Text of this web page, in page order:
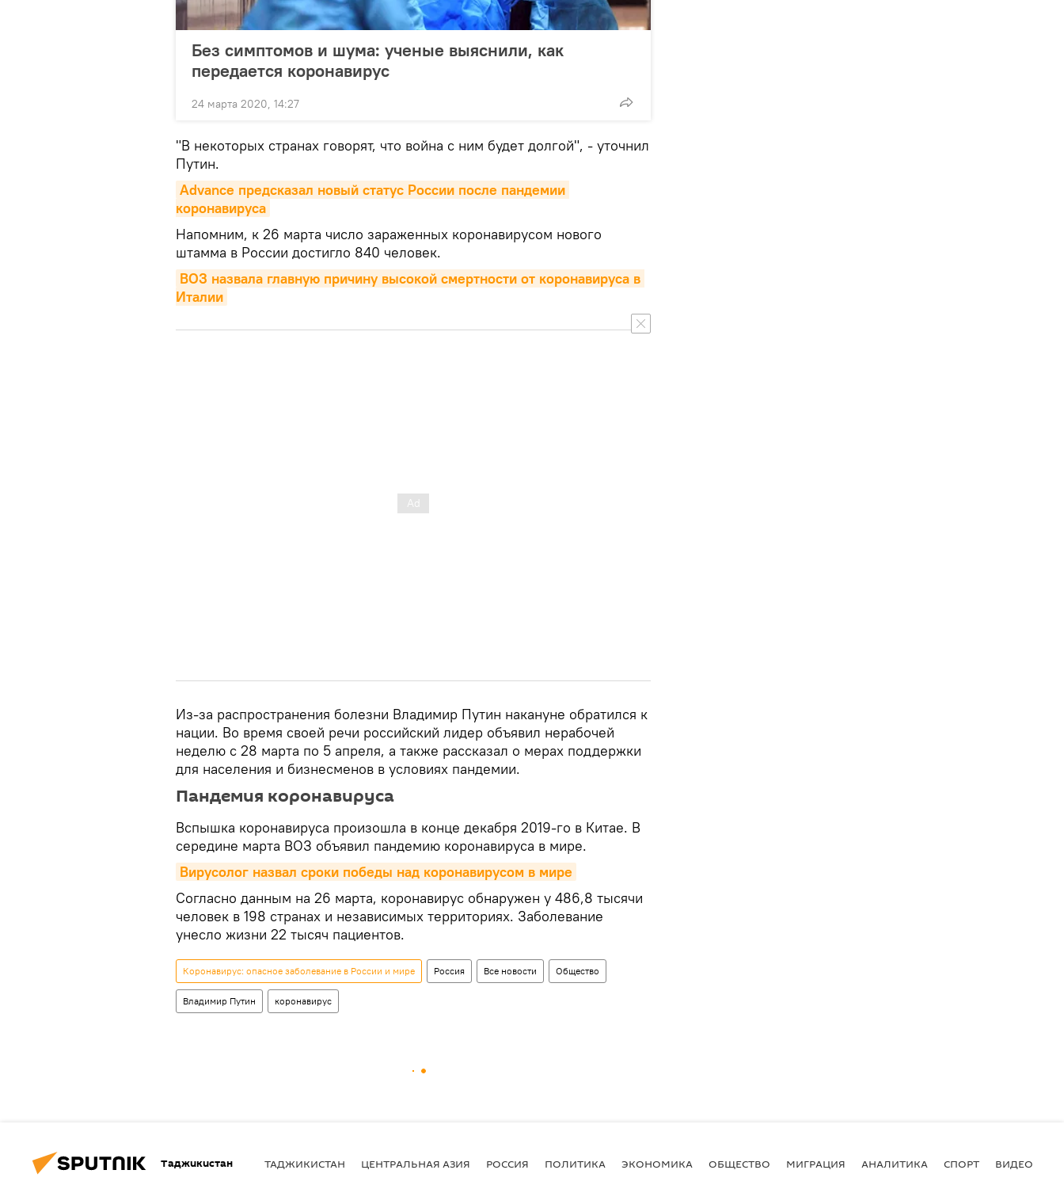
Без симптомов и шума: ученые выяснили, как
передается коронавирус
24 марта 2020, 14:27
"В некоторых странах говорят, что война с ним будет долгой", - уточнил
Путин.
Advance предсказал новый статус России после пандемии
коронавируса
Напомним, к 26 марта число зараженных коронавирусом нового
штамма в России достигло 840 человек.
ВОЗ назвала главную причину высокой смертности от коронавируса в
Италии
Из-за распространения болезни Владимир Путин накануне обратился к
нации. Во время своей речи российский лидер объявил нерабочей
неделю с 28 марта по 5 апреля, а также рассказал о мерах поддержки
для населения и бизнесменов в условиях пандемии.
Пандемия коронавируса
Вспышка коронавируса произошла в конце декабря 2019-го в Китае. В
середине марта ВОЗ объявил пандемию коронавируса в мире.
Вирусолог назвал сроки победы над коронавирусом в мире
Согласно данным на 26 марта, коронавирус обнаружен у 486,8 тысячи
человек в 198 странах и независимых территориях. Заболевание
унесло жизни 22 тысяч пациентов.
Коронавирус: опасное заболевание в России и мире Россия Все новости Общество
Владимир Путин коронавирус
Таджикистан ТАДЖИКИСТАН ЦЕНТРАЛЬНАЯ АЗИЯ РОССИЯ ПОЛИТИКА ЭКОНОМИКА ОБЩЕСТВО МИГРАЦИЯ АНАЛИТИКА СПОРТ ВИДЕО